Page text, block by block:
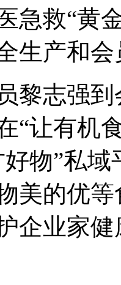
急救“黄
生产和
黎志强
“让有机
好物”私
美的优
企业家